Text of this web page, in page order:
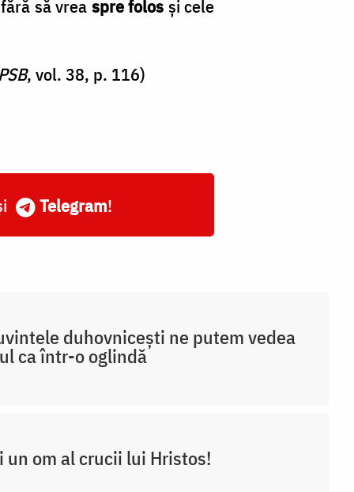
să vrea spre folos și cele
, vol. 38, p. 116)
Telegram!
duhovnicești ne putem vedea
ca într-o oglindă
un om al crucii lui Hristos!